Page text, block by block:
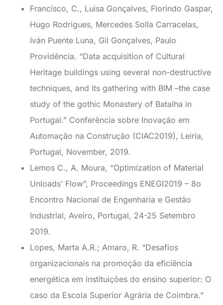
Francisco, C., Luisa Gonçalves, Florindo Gaspar,
Hugo Rodrigues, Mercedes Solla Carracelas,
Iván Puente Luna, Gil Gonçalves, Paulo
Providência. “Data acquisition of Cultural
Heritage buildings using several non-destructive
techniques, and its gathering with BIM –the case
study of the gothic Monastery of Batalha in
Portugal.” Conferência sobre Inovação em
Automação na Construção (CIAC2019), Leiria,
Portugal, November, 2019.
Lemos C., A. Moura, “Optimization of Material
Unloads’ Flow”, Proceedings ENEGI2019 – 8o
Encontro Nacional de Engenharia e Gestão
Industrial, Aveiro, Portugal, 24-25 Setembro
2019.
Lopes, Marta A.R.; Amaro, R. “Desafios
organizacionais na promoção da eficiência
energética em instituições do ensino superior: O
caso da Escola Superior Agrária de Coimbra.”